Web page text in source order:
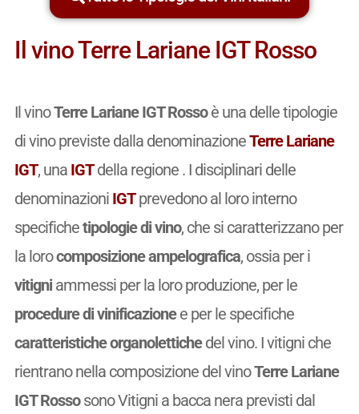
Il vino Terre Lariane IGT Rosso
Il vinoTerre Lariane IGT Rossoè una delle tipologie
di vino previste dalla denominazioneTerre Lariane
IGT, una IGTdella regione . I disciplinari delle
denominazioni IGTprevedono al loro interno
specifichetipologie di vino, che si caratterizzano per
la lorocomposizione ampelografica, ossia per i
vitigniammessi per la loro produzione, per le
procedure di vinificazionee per le specifiche
caratteristiche organolettichedel vino. I vitigni che
rientrano nella composizione del vinoTerre Lariane
IGT Rossosono Vitigni a bacca nera previsti dal